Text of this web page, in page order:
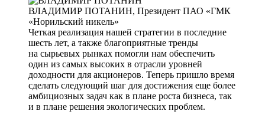
ВЛАДИМИР ПОТАНИН, Президент ПАО «ГМК
«Норильский никель»
Четкая реализация нашей стратегии в последние
шесть лет, а также благоприятные тренды
на сырьевых рынках помогли нам обеспечить
один из самых высоких в отрасли уровней
доходности для акционеров. Теперь пришло время
сделать следующий шаг для достижения еще более
амбициозных задач как в плане роста бизнеса, так
и в плане решения экологических проблем.